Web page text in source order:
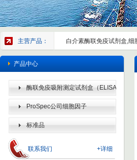
主营产品： 白介素酶联免疫试剂盒,
产品中心
酶联免疫吸附测定试剂盒（ELISA
KIT） ProSpec公司细胞因子
标准品
+详细
联系我们